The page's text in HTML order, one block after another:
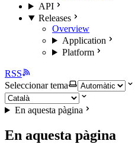
API
Releases
Overview
Application
Platform
RSS
Seleccionar tema
En aquesta pàgina
En aquesta pàgina